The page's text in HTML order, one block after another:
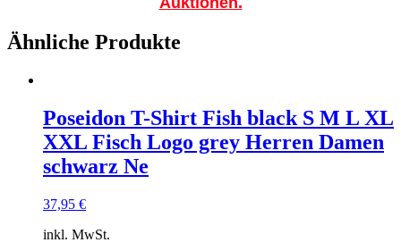
Ähnliche Produkte
Poseidon T-Shirt Fish black S M L XL
XXL Fisch Logo grey Herren Damen
schwarz Ne
37,95 €
inkl. MwSt.